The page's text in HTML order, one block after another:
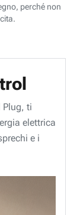
perché non
Plug, ti
elettrica
e i